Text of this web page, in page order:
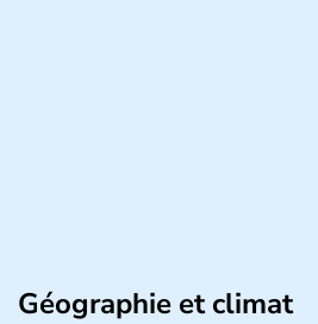
Géographie et climat